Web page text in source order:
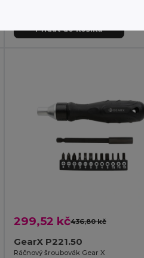
Přidat do košíku
299,52 kč436,80 kč
GearX P221.50
Ráčnový šroubovák Gear X